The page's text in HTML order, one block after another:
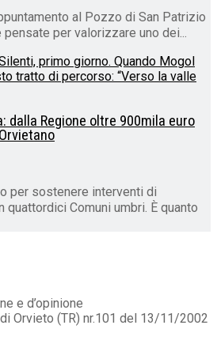
al Pozzo di San Patrizio
per valorizzare uno dei...
dalla Regione oltre 900mila euro
per sostenere interventi di
quattordici Comuni umbri. È quanto
e d’opinione
Orvieto (TR) nr.101 del 13/11/2002